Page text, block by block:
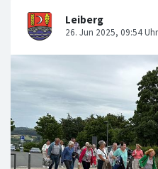
Leiberger Radgruppe
Jahresfahrt der Leiberger
#Leiberg